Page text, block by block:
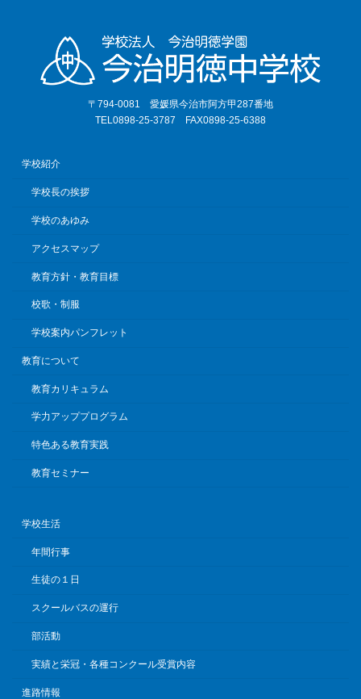
〒794-0081 愛媛県今治市阿方甲287番地
TEL0898-25-3787 FAX0898-25-6388
学校紹介
学校長の挨拶
学校のあゆみ
アクセスマップ
教育方針・教育目標
校歌・制服
学校案内パンフレット
教育について
教育カリキュラム
学力アッププログラム
特色ある教育実践
教育セミナー
学校生活
年間行事
生徒の１日
スクールバスの運行
部活動
実績と栄冠・各種コンクール受賞内容
進路情報